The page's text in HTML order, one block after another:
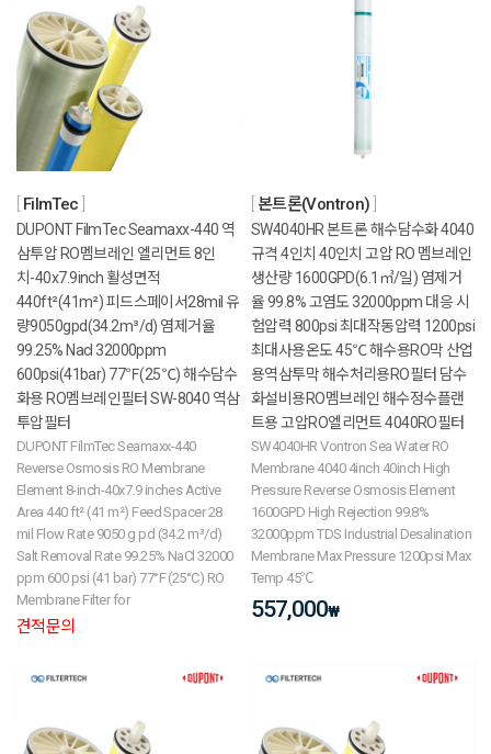
FilmTec
DUPONT FilmTec Seamaxx-440 역
삼투압 RO멤브레인 엘리먼트 8인
치-40x7.9inch 활성면적
440ft²(41m²) 피드스페이서28mil 유
량9050gpd(34.2m³/d) 염제거율
99.25% Nacl 32000ppm
600psi(41bar) 77℉(25℃) 해수담수
화용 RO멤브레인필터 SW-8040 역삼
투압필터
DUPONT FilmTec Seamaxx-440
Reverse Osmosis RO Membrane
Element 8-inch-40x7.9 inches Active
Area 440 ft² (41 m²) Feed Spacer 28
mil Flow Rate 9050 g pd (34.2 m³/d)
Salt Removal Rate 99.25% NaCl 32000
ppm 600 psi (41 bar) 77°F (25°C) RO
Membrane Filter for
견적문의
본트론(Vontron)
SW4040HR 본트론 해수담수화 4040
규격 4인치 40인치 고압 RO 멤브레인
생산량 1600GPD(6.1㎥/일) 염제거
율 99.8% 고염도 32000ppm 대응 시
험압력 800psi 최대작동압력 1200psi
최대사용온도 45℃ 해수용RO막 산업
용역삼투막 해수처리용RO필터 담수
화설비용RO멤브레인 해수정수플랜
트용 고압RO엘리먼트 4040RO필터
SW4040HR Vontron Sea Water RO
Membrane 4040 4inch 40inch High
Pressure Reverse Osmosis Element
1600GPD High Rejection 99.8%
32000ppm TDS Industrial Desalination
Membrane Max Pressure 1200psi Max
Temp 45℃
557,000₩